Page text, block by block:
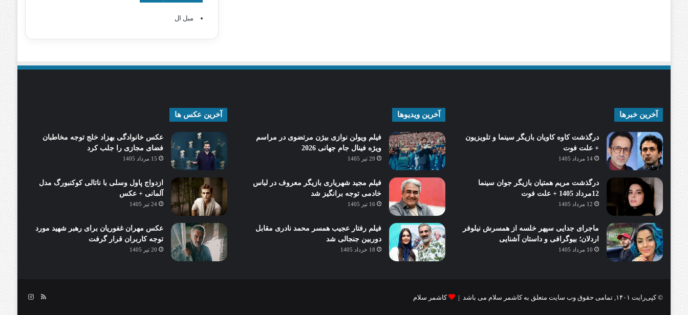
مبل ال
آخرین خبرها
درگذشت کاوه کاویان بازیگر سینما و تلویزیون
+ علت فوت
14 مرداد 1405
درگذشت مریم همتیان بازیگر جوان سینما
12مرداد 1405 + علت فوت
12 مرداد 1405
ماجرای جدایی سپهر خلسه از همسرش نیلوفر
اردلان؛ بیوگرافی و داستان آشنایی
10 مرداد 1405
آخرین ویدیوها
فیلم ویولن نوازی بیژن مرتضوی در مراسم
ویژه فینال جام جهانی 2026
29 تیر 1405
فیلم مجید شهریاری بازیگر معروف در لباس
خادمی توجه برانگیز شد
16 تیر 1405
فیلم رفتار عجیب همسر محمد نادری مقابل
دوربین جنجالی شد
18 خرداد 1405
آخرین عکس ها
عکس خانوادگی بهزاد خلج توجه مخاطبان
فضای مجازی را جلب کرد
15 مرداد 1405
ازدواج پاول وسلی با ناتالی کوکنبورگ مدل
آلمانی + عکس
24 تیر 1405
عکس مهران غفوریان برای رهبر شهید مورد
توجه کاربران قرار گرفت
20 تیر 1405
© کپی‌رایت ۱۴۰۱, تمامی حقوق وب سایت متعلق به کاشمر سلام می باشد | کاشمر سلام خوراکاینستاگرام